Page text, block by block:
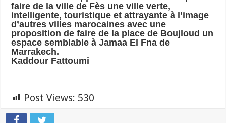
faire de la ville de Fès une ville verte,
intelligente, touristique et attrayante à l’image
d’autres villes marocaines avec une
proposition de faire de la place de Boujloud un
espace semblable à Jamaa El Fna de
Marrakech.
Kaddour Fattoumi
Post Views: 530